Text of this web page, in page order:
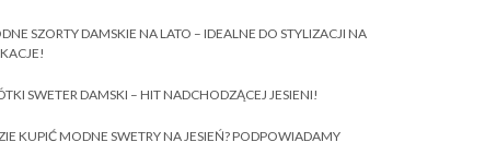
SZORTY DAMSKIE NA LATO – IDEALNE DO STYLIZACJI NA
SWETER DAMSKI – HIT NADCHODZĄCEJ JESIENI!
KUPIĆ MODNE SWETRY NA JESIEŃ? PODPOWIADAMY